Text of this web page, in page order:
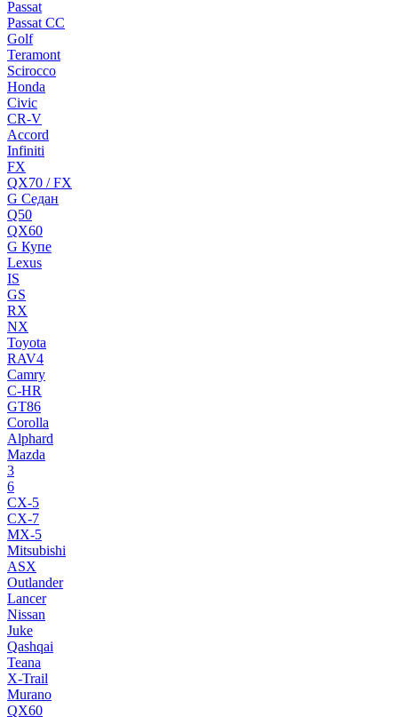
Passat
Passat CC
Golf
Teramont
Scirocco
Honda
Civic
CR-V
Accord
Infiniti
FX
QX70 / FX
G Cедан
Q50
QX60
G Купе
Lexus
IS
GS
RX
NX
Toyota
RAV4
Camry
C-HR
GT86
Corolla
Alphard
Mazda
3
6
CX-5
CX-7
MX-5
Mitsubishi
ASX
Outlander
Lancer
Nissan
Juke
Qashqai
Teana
X-Trail
Murano
QX60